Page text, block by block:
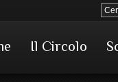
Il Circolo